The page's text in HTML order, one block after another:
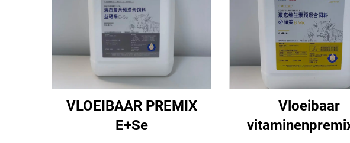
VLOEIBAAR PREMIX
E+Se
Vloeibaar